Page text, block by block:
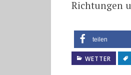
Richtungen
teilen
WETTER